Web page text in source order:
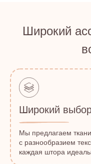
Широкий
Широкий выбор
Мы предлагаем
с разнообразием
каждая штора